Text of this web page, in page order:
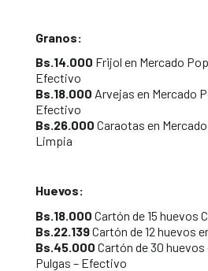
Granos:
Bs.14.000 Frijol en Mercado
Efectivo
Bs.18.000 Arvejas en Mercado
Efectivo
Bs.26.000 Caraotas en
Limpia
Huevos:
Bs.18.000 Cartón de 15 huevos
Bs.22.139Cartón de 12 huevos
Bs.45.000 Cartón de 30
Pulgas – Efectivo